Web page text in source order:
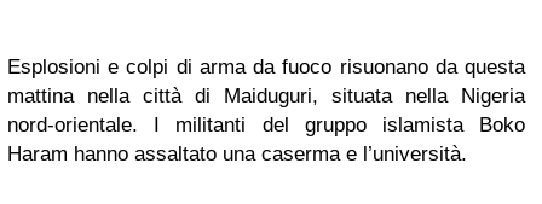
Esplosioni e colpi di arma da fuoco risuonano da questa
mattina nella città di Maiduguri, situata nella Nigeria
nord-orientale. I militanti del gruppo islamista Boko
Haram hanno assaltato una caserma e l’università.